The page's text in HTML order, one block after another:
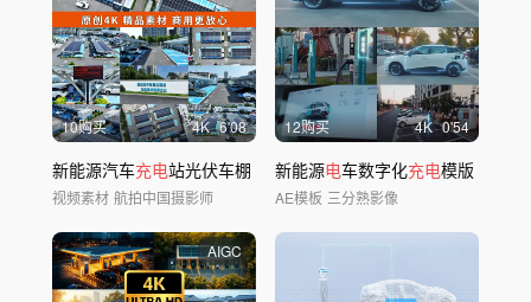
10购买 4K 6'08
新能源汽车充电站光伏车棚
视频素材 航拍中国摄影师
12购买 4K 0'54
新能源电车数字化充电模版
AE模板 三分熟影像
AIGC